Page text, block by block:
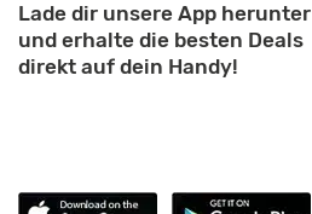
Lade dir unsere App herunter
und erhalte die besten Deals
direkt auf dein Handy!